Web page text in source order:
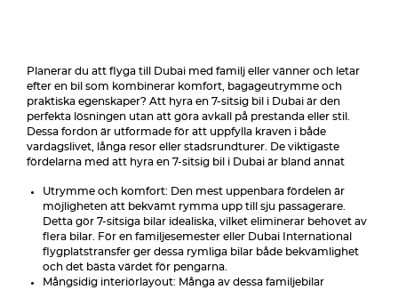
Planerar du att flyga till Dubai med familj eller vänner och letar
efter en bil som kombinerar komfort, bagageutrymme och
praktiska egenskaper? Att hyra en 7-sitsig bil i Dubai är den
perfekta lösningen utan att göra avkall på prestanda eller stil.
Dessa fordon är utformade för att uppfylla kraven i både
vardagslivet, långa resor eller stadsrundturer. De viktigaste
fördelarna med att hyra en 7-sitsig bil i Dubai är bland annat
Utrymme och komfort: Den mest uppenbara fördelen är
möjligheten att bekvämt rymma upp till sju passagerare.
Detta gör 7-sitsiga bilar idealiska, vilket eliminerar behovet av
flera bilar. För en familjesemester eller Dubai International
flygplatstransfer ger dessa rymliga bilar både bekvämlighet
och det bästa värdet för pengarna.
Mångsidig interiörlayout: Många av dessa familjebilar